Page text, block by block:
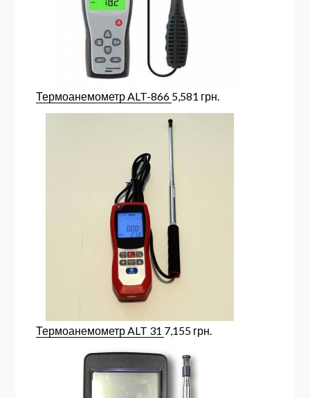
Термоанемометр ALT-866 5,581 грн.
Термоанемометр ALT 31 7,155 грн.